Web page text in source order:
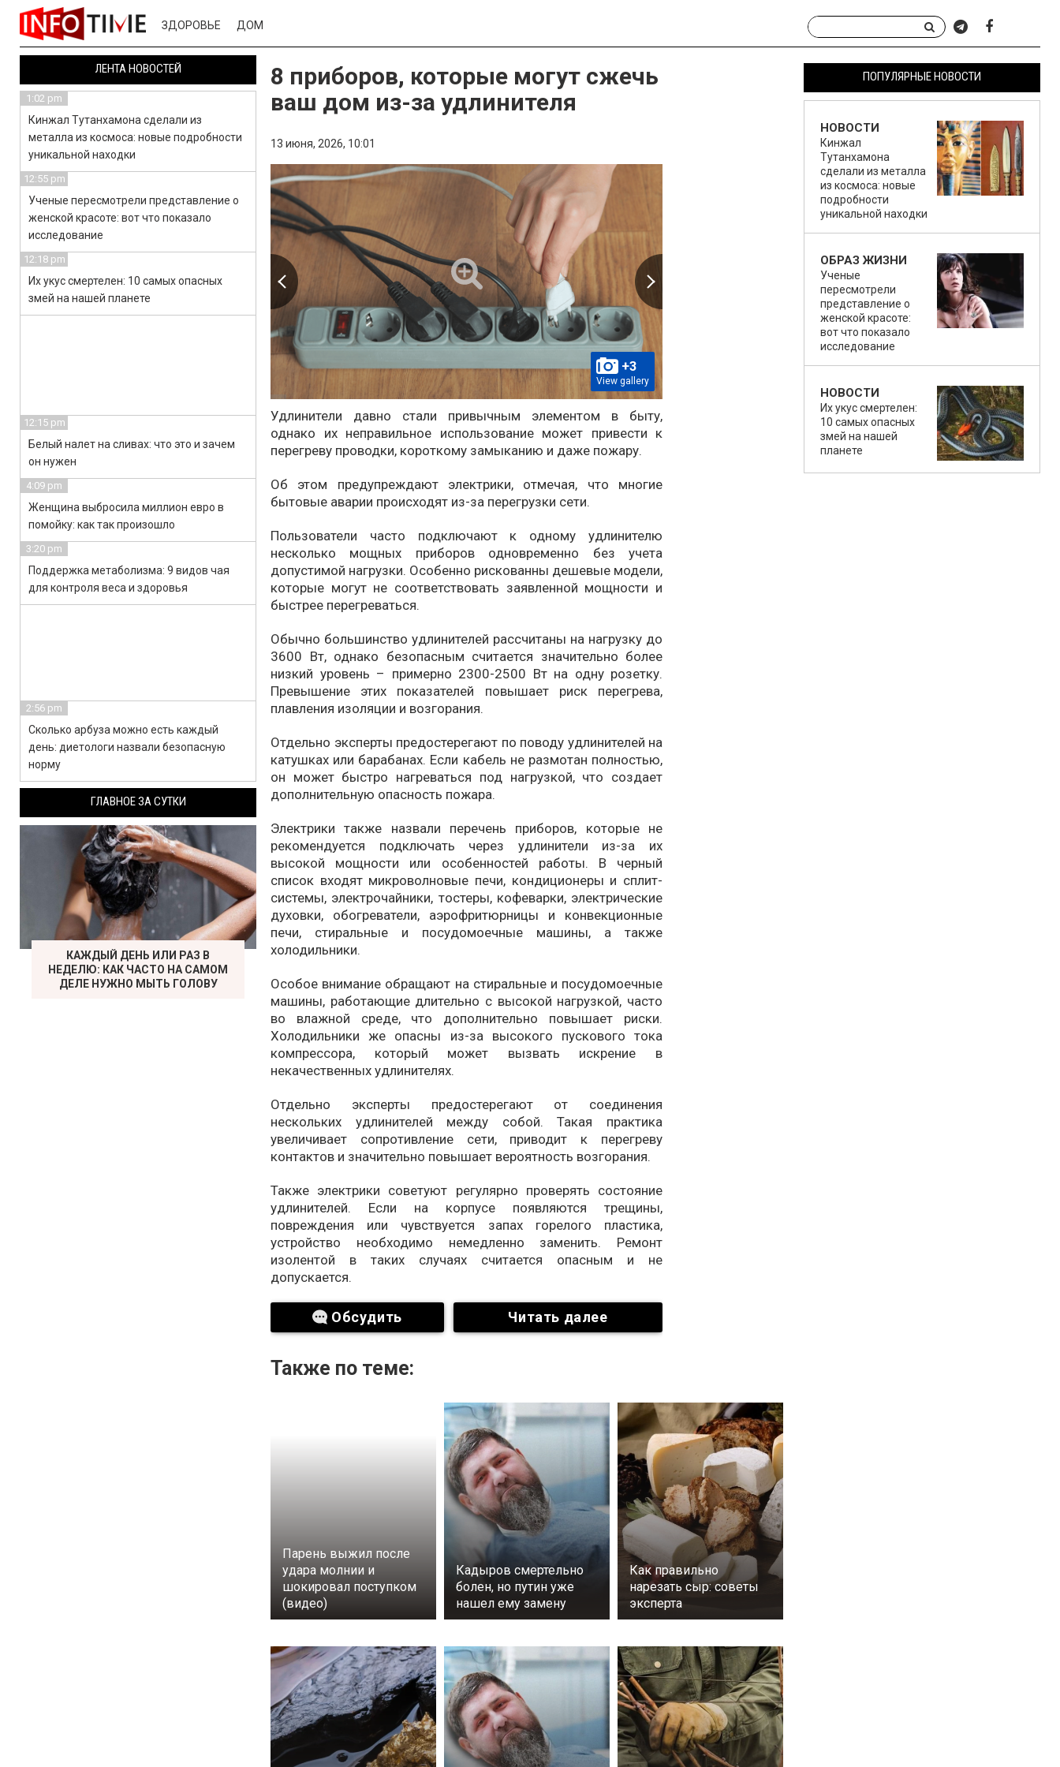
ЗДОРОВЬЕ ДОМ
8 приборов, которые могут сжечь
ваш дом из-за удлинителя
13 июня, 2026, 10:01
+3
View gallery
Удлинители давно стали привычным элементом в быту,
однако их неправильное использование может привести к
перегреву проводки, короткому замыканию и даже пожару.
Об этом предупреждают электрики, отмечая, что многие
бытовые аварии происходят из-за перегрузки сети.
Пользователи часто подключают к одному удлинителю
несколько мощных приборов одновременно без учета
допустимой нагрузки. Особенно рискованны дешевые модели,
которые могут не соответствовать заявленной мощности и
быстрее перегреваться.
Обычно большинство удлинителей рассчитаны на нагрузку до
3600 Вт, однако безопасным считается значительно более
низкий уровень – примерно 2300-2500 Вт на одну розетку.
Превышение этих показателей повышает риск перегрева,
плавления изоляции и возгорания.
Отдельно эксперты предостерегают по поводу удлинителей на
катушках или барабанах. Если кабель не размотан полностью,
он может быстро нагреваться под нагрузкой, что создает
дополнительную опасность пожара.
Электрики также назвали перечень приборов, которые не
рекомендуется подключать через удлинители из-за их
высокой мощности или особенностей работы. В черный
список входят микроволновые печи, кондиционеры и сплит-
системы, электрочайники, тостеры, кофеварки, электрические
духовки, обогреватели, аэрофритюрницы и конвекционные
печи, стиральные и посудомоечные машины, а также
холодильники.
Особое внимание обращают на стиральные и посудомоечные
машины, работающие длительно с высокой нагрузкой, часто
во влажной среде, что дополнительно повышает риски.
Холодильники же опасны из-за высокого пускового тока
компрессора, который может вызвать искрение в
некачественных удлинителях.
Отдельно эксперты предостерегают от соединения
нескольких удлинителей между собой. Такая практика
увеличивает сопротивление сети, приводит к перегреву
контактов и значительно повышает вероятность возгорания.
Также электрики советуют регулярно проверять состояние
удлинителей. Если на корпусе появляются трещины,
повреждения или чувствуется запах горелого пластика,
устройство необходимо немедленно заменить. Ремонт
изолентой в таких случаях считается опасным и не
допускается.
Обсудить Читать далее
Также по теме:
Парень выжил после
удара молнии и
шокировал поступком
(видео)
Кадыров смертельно
болен, но путин уже
нашел ему замену
Как правильно
нарезать сыр: советы
эксперта
ПОПУЛЯРНЫЕ НОВОСТИ
НОВОСТИ
Кинжал
Тутанхамона
сделали из металла
из космоса: новые
подробности
уникальной находки
ОБРАЗ ЖИЗНИ
Ученые
пересмотрели
представление о
женской красоте:
вот что показало
исследование
НОВОСТИ
Их укус смертелен:
10 самых опасных
змей на нашей
планете
ЛЕНТА НОВОСТЕЙ
1:02 pm
Кинжал Тутанхамона сделали из
металла из космоса: новые подробности
уникальной находки
12:55 pm
Ученые пересмотрели представление о
женской красоте: вот что показало
исследование
12:18 pm
Их укус смертелен: 10 самых опасных
змей на нашей планете
12:15 pm
Белый налет на сливах: что это и зачем
он нужен
4:09 pm
Женщина выбросила миллион евро в
помойку: как так произошло
3:20 pm
Поддержка метаболизма: 9 видов чая
для контроля веса и здоровья
2:56 pm
Сколько арбуза можно есть каждый
день: диетологи назвали безопасную
норму
ГЛАВНОЕ ЗА СУТКИ
КАЖДЫЙ ДЕНЬ ИЛИ РАЗ В
НЕДЕЛЮ: КАК ЧАСТО НА САМОМ
ДЕЛЕ НУЖНО МЫТЬ ГОЛОВУ